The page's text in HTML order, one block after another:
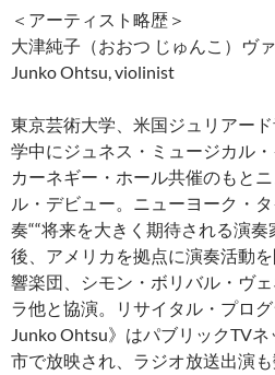
＜アーティスト略歴＞
大津純子（おおつ じゅんこ）ヴ
Junko Ohtsu, violinist
東京芸術大学、米国ジュリアー
学中にジュネス・ミュージカル
カーネギー・ホール共催のもと
ル・デビュー。ニューヨーク・
奏““将来を大きく期待される演
後、アメリカを拠点に演奏活動
響楽団、シモン・ボリバル・ヴ
ラ他と協演。リサイタル・プロ
Junko Ohtsu》はパブリックTV
市で放映され、ラジオ放送出演